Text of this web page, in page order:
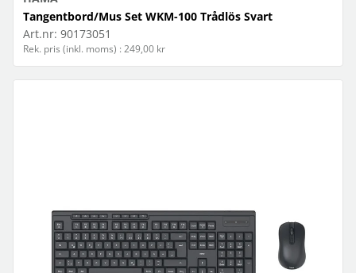
Tangentbord/Mus Set WKM-100 Trådlös Svart
Art.nr: 90173051
Rek. pris (inkl. moms) : 249,00 kr